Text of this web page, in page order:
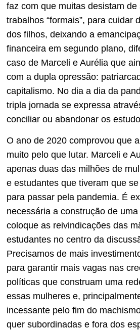
faz com que muitas desistam de
trabalhos “formais”, para cuidar
dos filhos, deixando a
financeira em segundo plano,
caso de Marceli e Aurélia que
com a dupla opressão:
capitalismo. No dia a dia da
tripla jornada se expressa
conciliar ou abandonar os
O ano de 2020 comprovou que
muito pelo que lutar. Marceli e
apenas duas das milhões de
e estudantes que tiveram que
para passar pela pandemia. É
necessária a construção de
coloque as reivindicações das
estudantes no centro da
Precisamos de mais
para garantir mais vagas nas
políticas que construam uma
essas mulheres e,
incessante pelo fim do
quer subordinadas e fora dos